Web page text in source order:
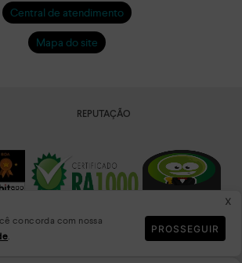
x
concorda com nossa
.
PROSSEGUIR
Central de atendimento
Mapa do site
REPUTAÇÃO